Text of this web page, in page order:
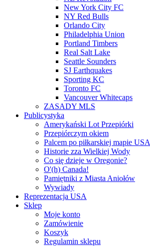
New York City FC
NY Red Bulls
Orlando City
Philadelphia Union
Portland Timbers
Real Salt Lake
Seattle Sounders
SJ Earthquakes
Sporting KC
Toronto FC
Vancouver Whitecaps
ZASADY MLS
Publicystyka
Amerykański Lot Przepiórki
Przepiórczym okiem
Palcem po piłkarskiej mapie USA
Historie zza Wielkiej Wody
Co się dzieje w Oregonie?
O'(h) Canada!
Pamiętniki z Miasta Aniołów
Wywiady
Reprezentacja USA
Sklep
Moje konto
Zamówienie
Koszyk
Regulamin sklepu